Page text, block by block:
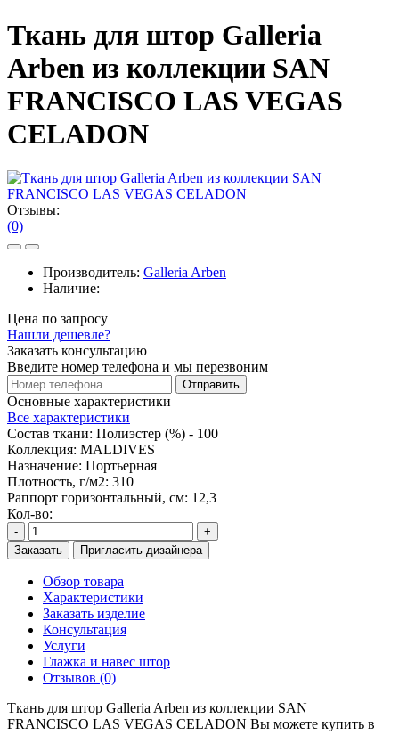
Ткань для штор Galleria
Arben из коллекции SAN
FRANCISCO LAS VEGAS
CELADON
Отзывы:
(0)
Производитель: Galleria Arben
Наличие:
Цена по запросу
Нашли дешевле?
Заказать консультацию
Введите номер телефона и мы перезвоним
Отправить
Основные характеристики
Все характеристики
Состав ткани: Полиэстер (%) - 100
Коллекция: MALDIVES
Назначение: Портьерная
Плотность, г/м2: 310
Раппорт горизонтальный, см: 12,3
Кол-во:
-
+
Заказать
Пригласить дизайнера
Обзор товара
Характеристики
Заказать изделие
Консультация
Услуги
Глажка и навес штор
Отзывов (0)
Ткань для штор Galleria Arben из коллекции SAN
FRANCISCO LAS VEGAS CELADON Вы можете купить в